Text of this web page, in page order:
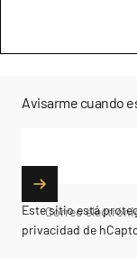
Avisarme cuando
Correo
Este sitio está
privacidad de